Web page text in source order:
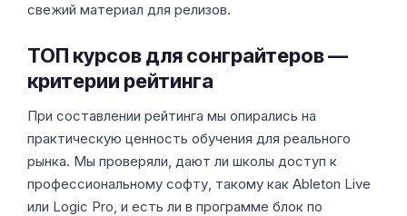
свежий материал для релизов.
ТОП курсов для сонграйтеров —
критерии рейтинга
При составлении рейтинга мы опирались на
практическую ценность обучения для реального
рынка. Мы проверяли, дают ли школы доступ к
профессиональному софту, такому как Ableton Live
или Logic Pro, и есть ли в программе блок по